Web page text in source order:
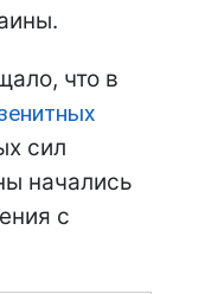
что в
сил
начались
с